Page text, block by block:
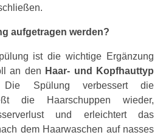
aufgetragen werden?
ist die wichtige Ergänzung
an den Haar- und Kopfhauttyp
Die Spülung verbessert die
die Haarschuppen wieder,
und erleichtert das
dem Haarwaschen auf nasses